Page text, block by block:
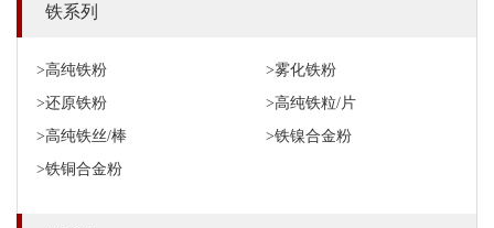
铁系列
>高纯铁粉
>雾化铁粉
>还原铁粉
>高纯铁粒/片
>高纯铁丝/棒
>铁镍合金粉
>铁铜合金粉